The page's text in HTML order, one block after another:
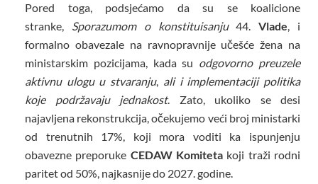
Pored toga, podsjećamo da su se koalicione
stranke, Sporazumom o konstituisanju44.Vlade, i
formalno obavezale na ravnopravnije učešće žena na
ministarskim pozicijama, kada su odgovorno preuzele
aktivnu ulogu u stvaranju, ali i implementaciji politika
koje podržavaju jednakost. Zato, ukoliko se desi
najavljena rekonstrukcija, očekujemo veći broj ministarki
od trenutnih 17%, koji mora voditi ka ispunjenju
obavezne preporuke CEDAW Komiteta koji traži rodni
paritet od 50%, najkasnije do 2027. godine.